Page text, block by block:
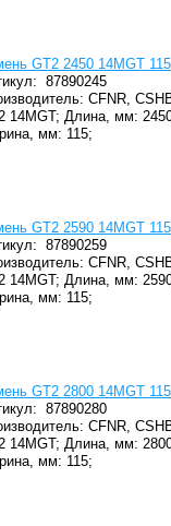
GT2 2450 14MGT 115
87890245
CFNR,
14MGT; Длина, мм:
мм: 115;
GT2 2590 14MGT 115
87890259
CFNR,
14MGT; Длина, мм:
мм: 115;
GT2 2800 14MGT 115
87890280
CFNR,
14MGT; Длина, мм:
мм: 115;